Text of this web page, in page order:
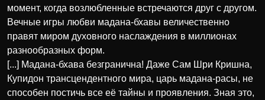
момент, когда возлюбленные встречаются друг с другом.
Вечные игры любви мадана-бхавы величественно
правят миром духовного наслаждения в миллионах
разнообразных форм.
[...] Мадана-бхава безгранична! Даже Сам Шри Кришна,
Купидон трансцендентного мира, царь мадана-расы, не
способен постичь все её тайны и проявления. Зная это,